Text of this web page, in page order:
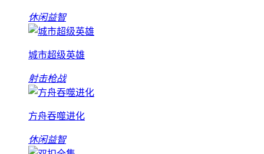
休闲益智
城市超级英雄
射击枪战
方舟吞噬进化
休闲益智